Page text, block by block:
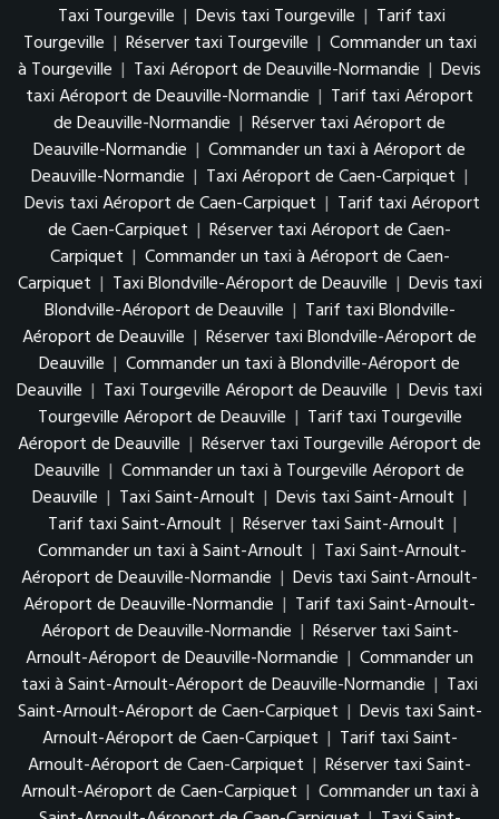
Taxi Tourgeville | Devis taxi Tourgeville | Tarif taxi
Tourgeville | Réserver taxi Tourgeville | Commander un taxi
à Tourgeville | Taxi Aéroport de Deauville-Normandie | Devis
taxi Aéroport de Deauville-Normandie | Tarif taxi Aéroport
de Deauville-Normandie | Réserver taxi Aéroport de
Deauville-Normandie | Commander un taxi à Aéroport de
Deauville-Normandie | Taxi Aéroport de Caen-Carpiquet |
Devis taxi Aéroport de Caen-Carpiquet | Tarif taxi Aéroport
de Caen-Carpiquet | Réserver taxi Aéroport de Caen-
Carpiquet | Commander un taxi à Aéroport de Caen-
Carpiquet | Taxi Blondville-Aéroport de Deauville | Devis taxi
Blondville-Aéroport de Deauville | Tarif taxi Blondville-
Aéroport de Deauville | Réserver taxi Blondville-Aéroport de
Deauville | Commander un taxi à Blondville-Aéroport de
Deauville | Taxi Tourgeville Aéroport de Deauville | Devis taxi
Tourgeville Aéroport de Deauville | Tarif taxi Tourgeville
Aéroport de Deauville | Réserver taxi Tourgeville Aéroport de
Deauville | Commander un taxi à Tourgeville Aéroport de
Deauville | Taxi Saint-Arnoult | Devis taxi Saint-Arnoult |
Tarif taxi Saint-Arnoult | Réserver taxi Saint-Arnoult |
Commander un taxi à Saint-Arnoult | Taxi Saint-Arnoult-
Aéroport de Deauville-Normandie | Devis taxi Saint-Arnoult-
Aéroport de Deauville-Normandie | Tarif taxi Saint-Arnoult-
Aéroport de Deauville-Normandie | Réserver taxi Saint-
Arnoult-Aéroport de Deauville-Normandie | Commander un
taxi à Saint-Arnoult-Aéroport de Deauville-Normandie | Taxi
Saint-Arnoult-Aéroport de Caen-Carpiquet | Devis taxi Saint-
Arnoult-Aéroport de Caen-Carpiquet | Tarif taxi Saint-
Arnoult-Aéroport de Caen-Carpiquet | Réserver taxi Saint-
Arnoult-Aéroport de Caen-Carpiquet | Commander un taxi à